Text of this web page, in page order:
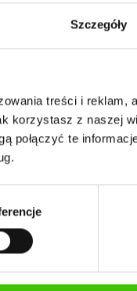
Szczegóły
treści i reklam,
korzystasz z naszej
połączyć te